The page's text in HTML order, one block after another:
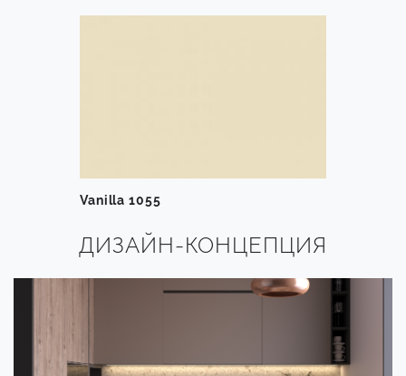
Vanilla 1055
ДИЗАЙН-КОНЦЕПЦИЯ